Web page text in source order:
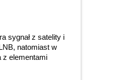
sygnał z satelity i
natomiast w
z elementami